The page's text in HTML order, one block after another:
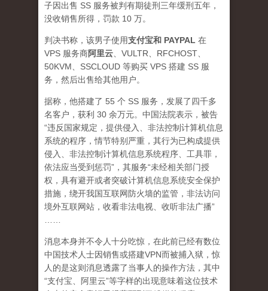
子因出售 SS 服务被判有期徒刑三年缓刑五年，
没收销售所得，罚款 10 万。
判决书称，该男子使用支付宝和 PAYPAL 在
VPS 服务商阿里云 、VULTR、RFCHOST、
50KVM、SSCLOUD 等购买 VPS 搭建 SS 服
务，然后出售给其他用户。
据称，他搭建了 55 个 SS 服务，发展了四千多
名客户，获利 30 余万元。中国法院表示，被告
“违反国家规定，提供侵入、非法控制计算机信息
系统的程序，情节特别严重，其行为已构成提供
侵入、非法控制计算机信息系统程序、工具罪，
依法应当受到惩罚”，其服务“未经相关部门授
权，具有避开或者突破计算机信息系统安全保护
措施，绕开我国互联网防火墙的监管，非法访问
境外互联网站，收看非法电视、收听非法广播”
消息本身并不令人十分吃惊，在此前已经有数位
中国技术人士因销售或搭建VPN而被捕入狱，惊
人的是这则消息透露了当事人的操作方法，其中
“支付宝、阿里云”等字样的出现意味着这位技术